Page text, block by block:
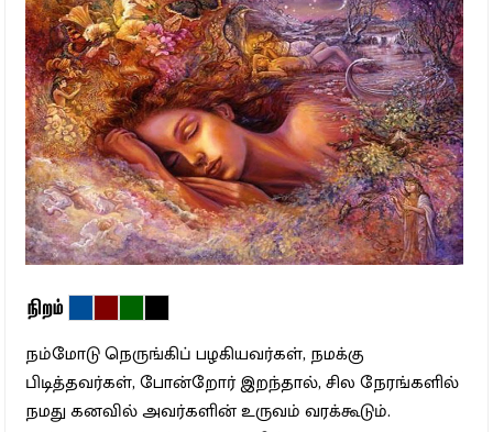
நிறம்
நம்மோடு நெருங்கிப் பழகியவர்கள், நமக்கு
பிடித்தவர்கள், போன்றோர் இறந்தால், சில நேரங்களில்
நமது கனவில் அவர்களின் உருவம் வரக்கூடும்.